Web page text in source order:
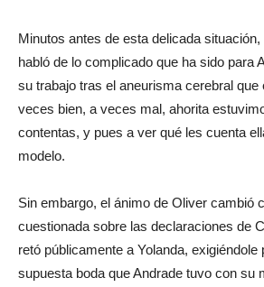
Minutos antes de esta delicada
habló de lo complicado que ha sido para
su trabajo tras el aneurisma cerebral que
veces bien, a veces mal, ahorita
contentas, y pues a ver qué les cuenta
modelo.
Sin embargo, el ánimo de Oliver cambió
cuestionada sobre las declaraciones de
retó públicamente a Yolanda, exigiéndole
supuesta boda que Andrade tuvo con su